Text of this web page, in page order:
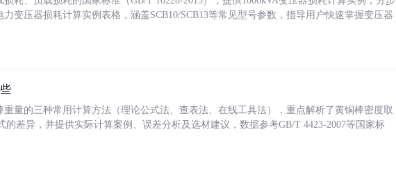
变压器损耗计算实例表格，涵盖SCB10/SCB13等常见型号参数，指导用户快速掌握变压器
量的三种常用计算方法（理论公式法、查表法、在线工具法），重点解析了黄铜棒密度取
的差异，并提供实际计算案例、误差分析及选材建议，数据参考GB/T 4423-2007等国家标